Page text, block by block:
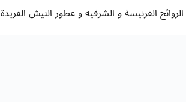
الفرنيسة و الشرقيه و عطور النيش الفريدة